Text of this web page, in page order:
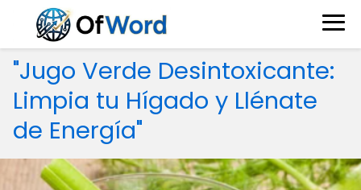
"Jugo Verde Desintoxicante:
Limpia tu Hígado y Llénate
de Energía"